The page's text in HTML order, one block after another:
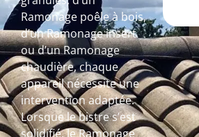
Ramonage poêle à bois,
d’un Ramonage insert
ou d’un Ramonage
chaudière, chaque
appareil nécessite une
intervention adaptée.
Lorsque le bistre s’est
solidifié, le Ramonage